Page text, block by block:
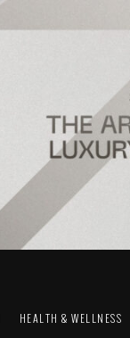
HEALTH & WELLNESS